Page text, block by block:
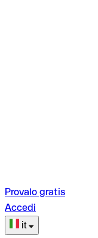
Provalo gratis
Accedi
it